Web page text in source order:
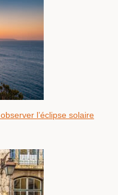
l’éclipse solaire